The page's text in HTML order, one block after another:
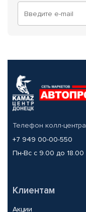
Телефон колл-центра
+7 949 00-00-550
Пн-Вс с 9.00 до 18.00
Клиентам
Акции